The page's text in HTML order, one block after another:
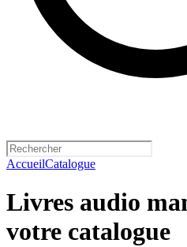
AccueilCatalogue
Livres audio
votre catalogue